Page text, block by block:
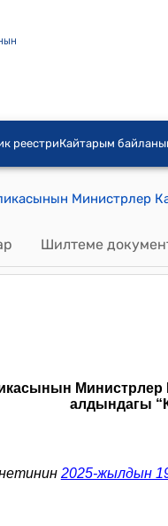
реестриКайтарым
Шилтеме